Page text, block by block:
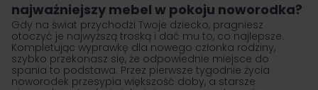
najważniejszy mebel w pokoju noworodka?
Gdy na świat przychodzi Twoje dziecko, pragniesz
otoczyć je najwyższą troską i dać mu to, co najlepsze.
Kompletując wyprawkę dla nowego członka rodziny,
szybko przekonasz się, że odpowiednie miejsce do
spania to podstawa. Przez pierwsze tygodnie życia
noworodek przesypia większość doby, a starsze